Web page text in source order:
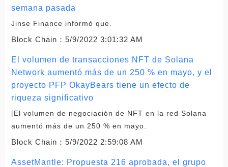
semana pasada
Jinse Finance informó que.
Block Chain： 5/9/2022 3:01:32 AM
El volumen de transacciones NFT de Solana
Network aumentó más de un 250 % en mayo, y el
proyecto PFP OkayBears tiene un efecto de
riqueza significativo
[El volumen de negociación de NFT en la red Solana
aumentó más de un 250 % en mayo.
Block Chain： 5/9/2022 2:59:08 AM
AssetMantle: Propuesta 216 aprobada, el grupo